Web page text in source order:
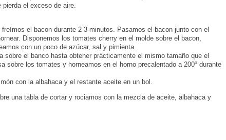
el exceso de aire.
el bacon durante 2-3 minutos. Pasamos el bacon junto con el
Disponemos los tomates cherry en el molde sobre el bacon,
con un poco de azúcar, sal y pimienta.
sobre el banco hasta obtener prácticamente el mismo tamaño que el
sobre los tomates y horneamos en el horno precalentado a 200º durante
con la albahaca y el restante aceite en un bol.
una tabla de cortar y rociamos con la mezcla de aceite, albahaca y